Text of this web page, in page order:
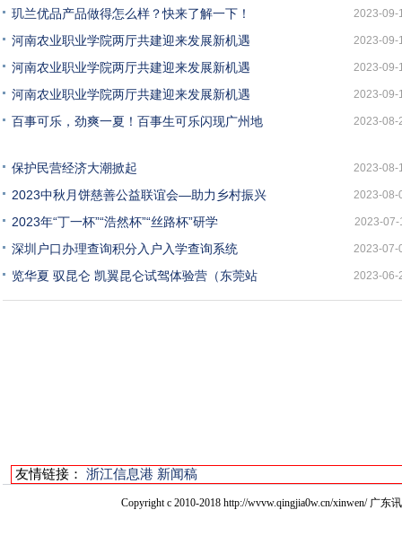
玑兰优品产品做得怎么样？快来了解一下！ 2023-09-
河南农业职业学院两厅共建迎来发展新机遇 2023-09-
河南农业职业学院两厅共建迎来发展新机遇 2023-09-
河南农业职业学院两厅共建迎来发展新机遇 2023-09-
百事可乐，劲爽一夏！百事生可乐闪现广州地 2023-08-
保护民营经济大潮掀起 2023-08-
2023中秋月饼慈善公益联谊会—助力乡村振兴 2023-08-
2023年“丁一杯”“浩然杯”“丝路杯”研学 2023-07-
深圳户口办理查询积分入户入学查询系统 2023-07-
览华夏 驭昆仑 凯翼昆仑试驾体验营（东莞站 2023-06-
友情链接： 浙江信息港 新闻稿
Copyright c 2010-2018 http://wvvw.qingjia0w.cn/xinwen/ 广